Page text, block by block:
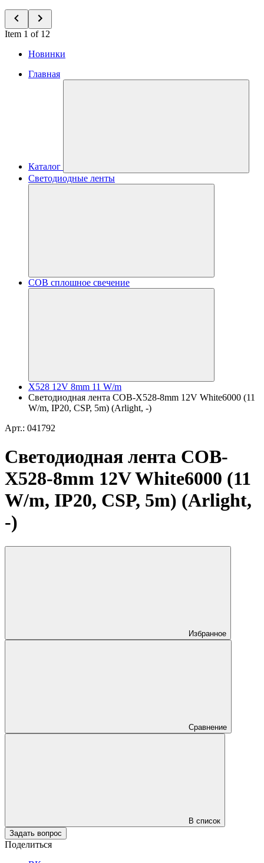
Item 1 of 12
Новинки
Главная
Каталог
Светодиодные ленты
COB сплошное свечение
X528 12V 8mm 11 W/m
Светодиодная лента COB-X528-8mm 12V White6000 (11
W/m, IP20, CSP, 5m) (Arlight, -)
Арт.: 041792
Светодиодная лента COB-
X528-8mm 12V White6000 (11
W/m, IP20, CSP, 5m) (Arlight,
-)
Избранное
Сравнение
В список
Задать вопрос
Поделиться